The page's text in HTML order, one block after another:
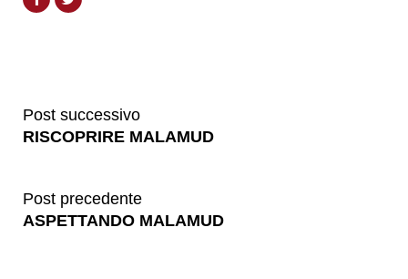
Post successivo
RISCOPRIRE MALAMUD
Post precedente
ASPETTANDO MALAMUD